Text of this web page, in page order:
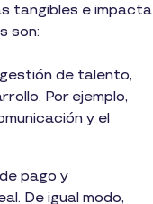
tangibles e impacta
son:
de talento,
Por ejemplo,
y el
pago y
De igual modo,